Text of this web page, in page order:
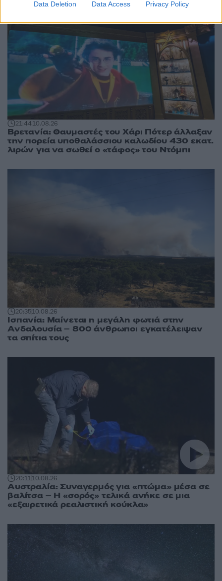
Data Deletion Data Access Privacy Policy
21:4410.08.26
Βρετανία: Θαυμαστές του Χάρι Πότερ άλλαξαν
την πορεία υποθαλάσσιου καλωδίου 430 εκατ.
λιρών για να σωθεί ο «τάφος» του Ντόμπι
20:3510.08.26
Ισπανία: Μαίνεται η μεγάλη φωτιά στην
Ανδαλουσία – 800 άνθρωποι εγκατέλειψαν
τα σπίτια τους
20:1110.08.26
Αυστραλία: Συναγερμός για «πτώμα» μέσα σε
βαλίτσα – Η «σορός» τελικά ανήκε σε μια
«εξαιρετικά ρεαλιστική κούκλα»